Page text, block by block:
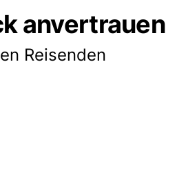
anvertrauen
Reisenden